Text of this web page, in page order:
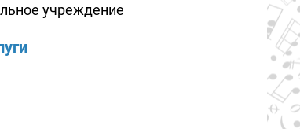
учреждение